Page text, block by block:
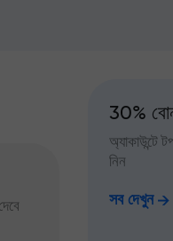
30%
অ্যাকাউন্টে
নিন
সব দেখুন